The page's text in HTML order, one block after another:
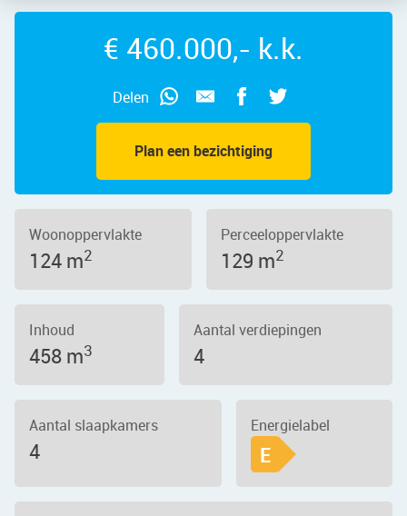
Plan een bezichtiging
Delen
€ 460.000,- k.k.
Woonoppervlakte
124 m2
Perceeloppervlakte
129 m2
Inhoud
458 m3
Aantal verdiepingen
4
Aantal slaapkamers
4
Energielabel
E